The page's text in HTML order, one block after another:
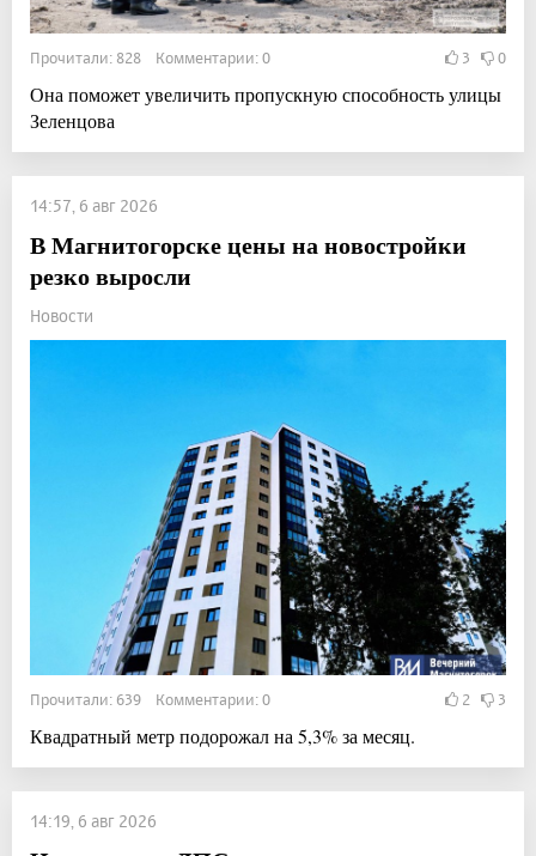
Прочитали: 828 Комментарии: 0 3 0
Она поможет увеличить пропускную способность улицы
Зеленцова
14:57, 6 авг 2026
В Магнитогорске цены на новостройки
резко выросли
Новости
Прочитали: 639 Комментарии: 0 2 3
Квадратный метр подорожал на 5,3% за месяц.
14:19, 6 авг 2026